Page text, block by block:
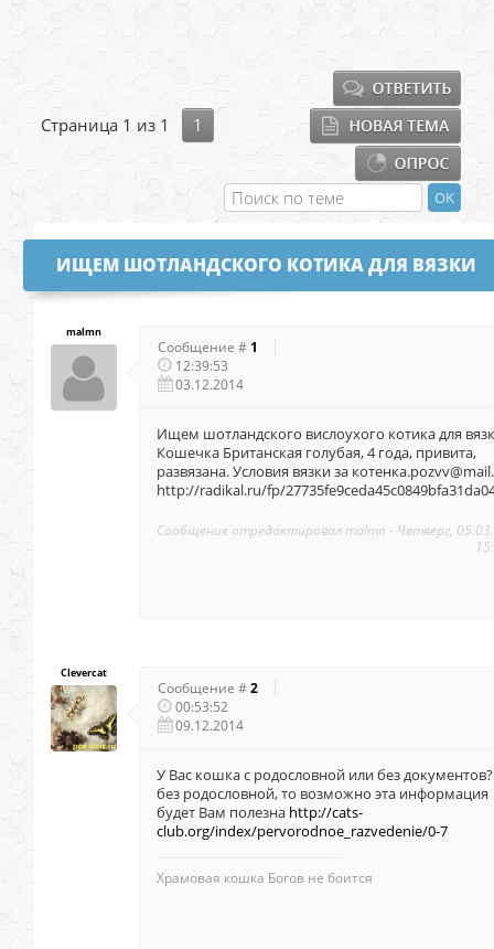
Страница 1 из 1 1
ИЩЕМ ШОТЛАНДСКОГО КОТИКА ДЛЯ ВЯЗКИ
malmn
Сообщение # 1
12:39:53
03.12.2014
Ищем шотландского вислоухого котика для
Кошечка Британская голубая, 4 года, привита,
развязана. Условия вязки за
http://radikal.ru/fp/
Сообщение отредактировалmalmn - Четверг,
Clevercat
Сообщение #2
00:53:52
09.12.2014
У Вас кошка с родословной или без
без родословной, то возможно эта информация
будет Вам полезна http://cats-
club.org/index/pervorodnoe_razvedenie/0-7
Храмовая кошка Богов не боится